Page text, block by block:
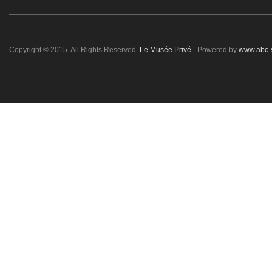
Copyright © 2015. All Rights Reserved. Le Musée Privé - Powered by